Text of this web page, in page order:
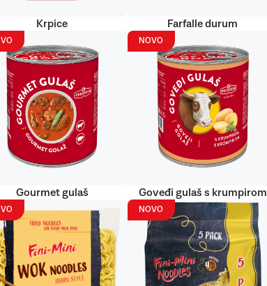
Krpice Farfalle durum
Gourmet gulaš
NOVO
Goveđi gulaš s krumpirom
NOVO